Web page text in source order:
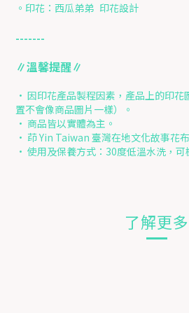
。印花：西瓜弟弟 印花設計
-------
∥溫馨提醒∥
• 因印花產品製程因素，產品上的印花
置不會像商品圖片一樣）。
• 商品皆以實體為主。
• 茚 Yin Taiwan 臺灣在地文化故事花布
• 使用及保養方式：30度低溫水洗，可
了解更多